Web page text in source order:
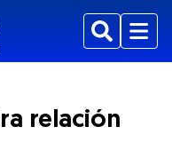
BuscarMenu
relación